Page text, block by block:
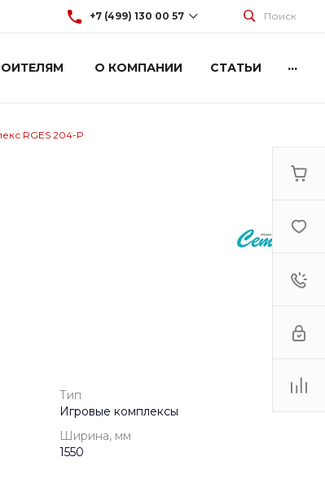
+7 (499) 130 00 57 Поиск
О КОМПАНИИ СТАТЬИ ...
RGES 204-P
Тип
Игровые комплексы
Ширина, мм
1550